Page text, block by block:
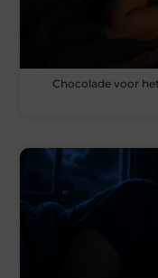
Chocolade voor